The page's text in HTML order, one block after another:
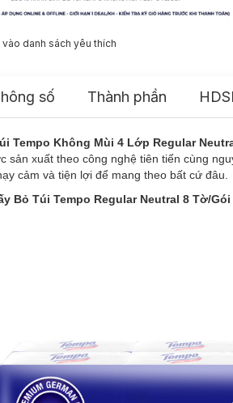
danh sách yêu thích
số Thành phần
Tempo Không Mùi 4 Lớp Regular
sản xuất theo công nghệ tiên tiến cùng
cảm và tiện lợi để mang theo bất cứ đâu.
Bỏ Túi Tempo Regular Neutral 8 Tờ/Gói